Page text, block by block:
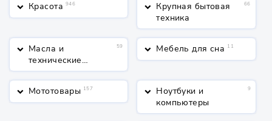
keyboard_arrow_down Красота 946 keyboard_arrow_down Крупная бытовая
техника
66
keyboard_arrow_down Масла и
технические
жидкости
59 keyboard_arrow_down Мебель для сна 11
keyboard_arrow_down Мототовары 157 keyboard_arrow_down Ноутбуки и
компьютеры
9